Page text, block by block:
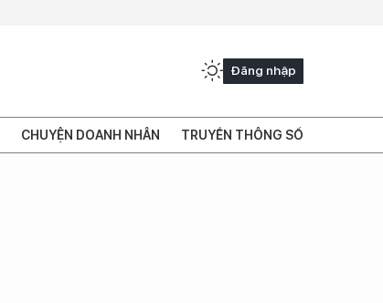
Đăng nhập
CHUYỆN DOANH NHÂN TRUYỀN THÔNG SỐ